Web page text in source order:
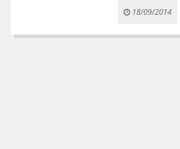
18/09/2014